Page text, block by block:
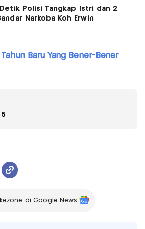
Polisi Tangkap Istri dan 2
Narkoba Koh Erwin
Tahun Baru Yang Bener-Bener
5
di Google News